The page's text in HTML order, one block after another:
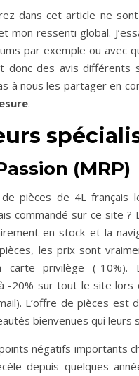
dans cet article ne
ressenti global.
par exemple ou avec
donc des avis
à nous les partager en
.
(MRP)
pièces de 4L français
commandé sur ce site ?
en stock et la
les prix sont
privilège (-10%).
20% sur tout le site lors
L’offre de pièces est
bienvenues qui leurs
négatifs importants
depuis quelques